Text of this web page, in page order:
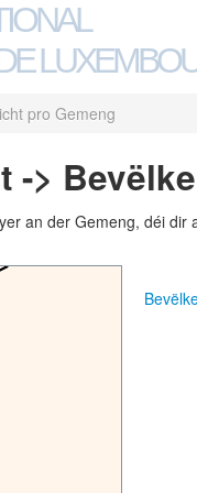
pro Gemeng
->
an der Gemeng, déi